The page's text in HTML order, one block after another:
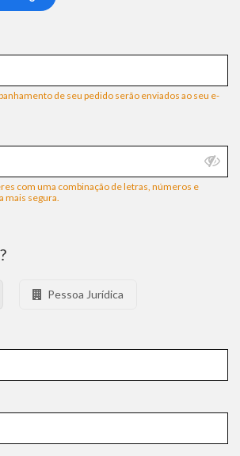
de seu pedido serão enviados ao seu e-
com uma combinação de letras, números e
mais segura.
Pessoa Jurídica